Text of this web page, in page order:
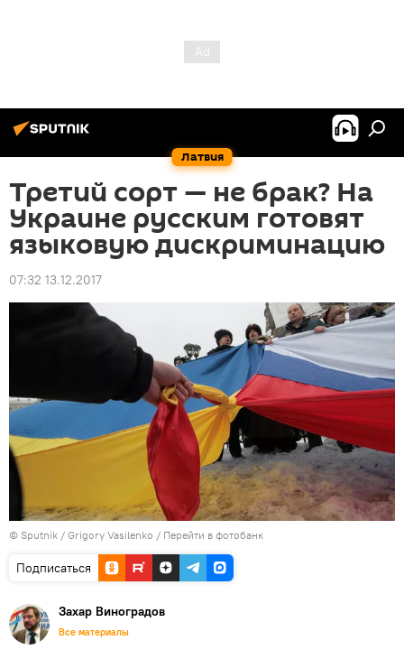
Латвия
Третий сорт — не брак? На
Украине русским готовят
языковую дискриминацию
07:32 13.12.2017
© Sputnik / Grigory Vasilenko / Перейти в фотобанк
Подписаться
Захар Виноградов
Все материалы